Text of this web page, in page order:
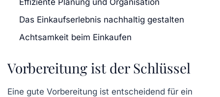
Das Einkaufserlebnis nachhaltig gestalten
Achtsamkeit beim Einkaufen
Vorbereitung ist der Schlüssel
Eine gute Vorbereitung ist entscheidend für ein